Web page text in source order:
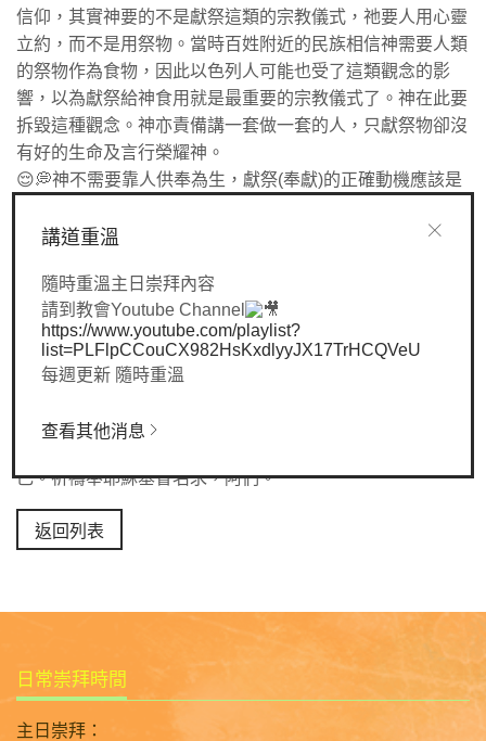
信仰，其實神要的不是獻祭這類的宗教儀式，祂要人用心靈
立約，而不是用祭物。當時百姓附近的民族相信神需要人類
的祭物作為食物，因此以色列人可能也受了這類觀念的影
響，以為獻祭給神食用就是最重要的宗教儀式了。神在此要
拆毀這種觀念。神亦責備講一套做一套的人，只獻祭物卻沒
有好的生命及言行榮耀神。
😌💭神不需要靠人供奉為生，獻祭(奉獻)的正確動機應該是
因此回報神感恩的祭物，這樣的奉獻才是神要的。「僅在乎
以為神只在乎外在言論不在乎內在生命的真實。只獻上物質
為祭的人就如「忘記神」一樣，但凡以「感謝」獻上為祭的
便是榮耀神。最後一節提醒我們，那遵從神誡命的，神必拯
救。今天，神命令我們：不要靠自己，靠神，並以「感謝」
🙏🏻主啊，我們感謝祢，因為一切都是來自祢，我們沒有可
己。祈禱奉耶穌基督名求，阿們。
返回列表
日常崇拜時間
主日崇拜：
講道重溫
隨時重溫主日崇拜內容
請到教會Youtube Channel
https://www.youtube.com/playlist?
list=PLFlpCCouCX982HsKxdlyyJX17TrHCQVeU
每週更新 隨時重溫
查看其他消息